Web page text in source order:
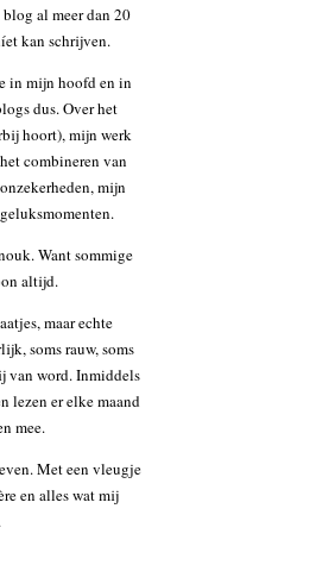
al meer dan 20
kan schrijven.
in mijn hoofd en in
dus. Over het
hoort), mijn werk
combineren van
mijn
Want sommige
altijd.
maar echte
soms rauw, soms
van word. Inmiddels
lezen er elke maand
mee.
Met een vleugje
en alles wat mij